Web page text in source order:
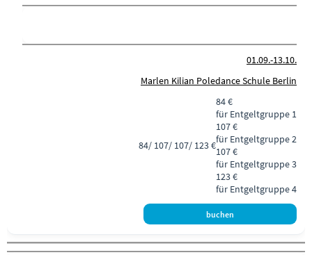
01.09.-13.10.
Marlen Kilian Poledance Schule Berlin
84/ 107/ 107/ 123 €
84 €
für Entgeltgruppe 1
107 €
für Entgeltgruppe 2
107 €
für Entgeltgruppe 3
123 €
für Entgeltgruppe 4